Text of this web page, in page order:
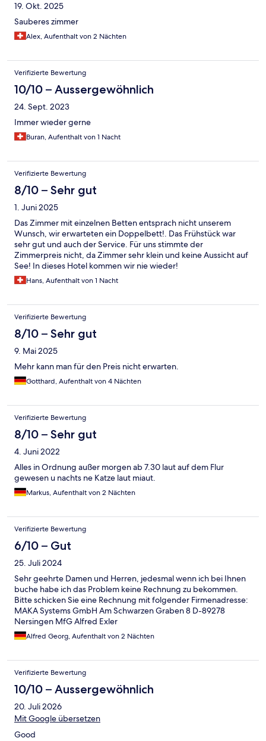
19. Okt. 2025
Sauberes zimmer
Alex, Aufenthalt von 2 Nächten
Verifizierte Bewertung
10/10 – Aussergewöhnlich
24. Sept. 2023
Immer wıeder gerne
Buran, Aufenthalt von 1 Nacht
Verifizierte Bewertung
8/10 – Sehr gut
1. Juni 2025
Das Zimmer mit einzelnen Betten entsprach nicht unserem
Wunsch, wir erwarteten ein Doppelbett!. Das Frühstück war
sehr gut und auch der Service. Für uns stimmte der
Zimmerpreis nicht, da Zimmer sehr klein und keine Aussicht auf
See! In dieses Hotel kommen wir nie wieder!
Hans, Aufenthalt von 1 Nacht
Verifizierte Bewertung
8/10 – Sehr gut
9. Mai 2025
Mehr kann man für den Preis nicht erwarten.
Gotthard, Aufenthalt von 4 Nächten
Verifizierte Bewertung
8/10 – Sehr gut
4. Juni 2022
Alles in Ordnung außer morgen ab 7.30 laut auf dem Flur
gewesen u nachts ne Katze laut miaut.
Markus, Aufenthalt von 2 Nächten
Verifizierte Bewertung
6/10 – Gut
25. Juli 2024
Sehr geehrte Damen und Herren, jedesmal wenn ich bei Ihnen
buche habe ich das Problem keine Rechnung zu bekommen.
Bitte schicken Sie eine Rechnung mit folgender Firmenadresse:
MAKA Systems GmbH Am Schwarzen Graben 8 D-89278
Nersingen MfG Alfred Exler
Alfred Georg, Aufenthalt von 2 Nächten
Verifizierte Bewertung
10/10 – Aussergewöhnlich
20. Juli 2026
Mit Google übersetzen
Good